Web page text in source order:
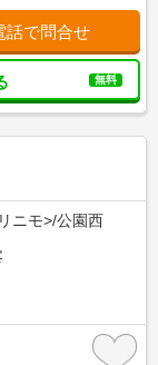
話で問合せ
無料
ニモ>/公園西